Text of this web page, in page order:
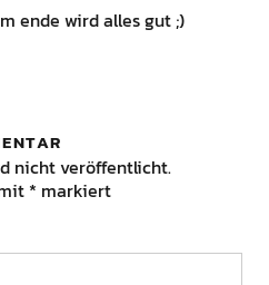
ende wird alles gut ;)
nicht veröffentlicht.
* markiert